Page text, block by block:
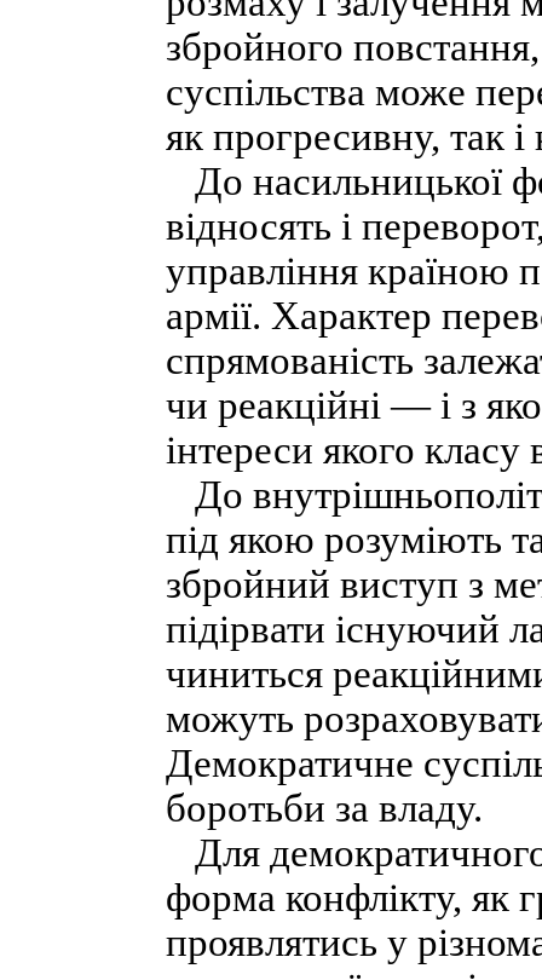
збройного
суспільства може
як прогресивну, так
До насильницької
відносять і
управління країною
армії. Характер
спрямованість
чи реакційні — і з
інтереси якого
До
під якою розуміють
збройний виступ з
підірвати існуючий
чиниться
можуть
Демократичне
боротьби за владу.
Для
форма конфлікту, як
проявлятись у